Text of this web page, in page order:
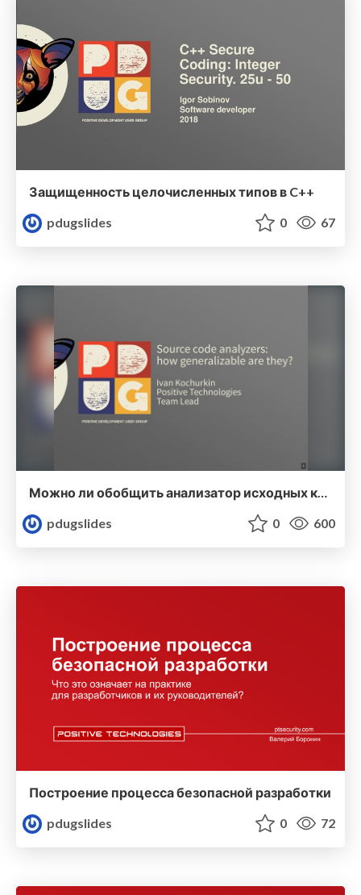
Защищенность целочисленных типов в C++
pdugslides
0 67
Можно ли обобщить анализатор исходных кодов?
pdugslides
0 600
Построение процесса безопасной разработки
pdugslides
0 72